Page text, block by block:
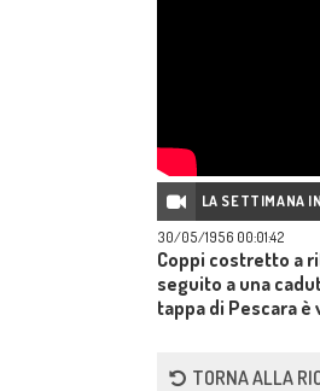
LA SETTIMANA
30/05/1956 00:01:42
Coppi costretto a
seguito a una
tappa di Pescara è
TORNA ALLA